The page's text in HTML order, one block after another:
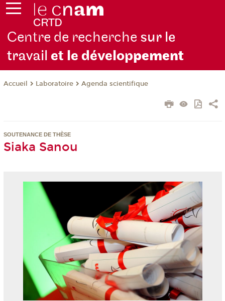
Centre de recherche sur le
travailet le développement
Accueil Laboratoire Agenda scientifique
SOUTENANCE DE THÈSE
Siaka Sanou